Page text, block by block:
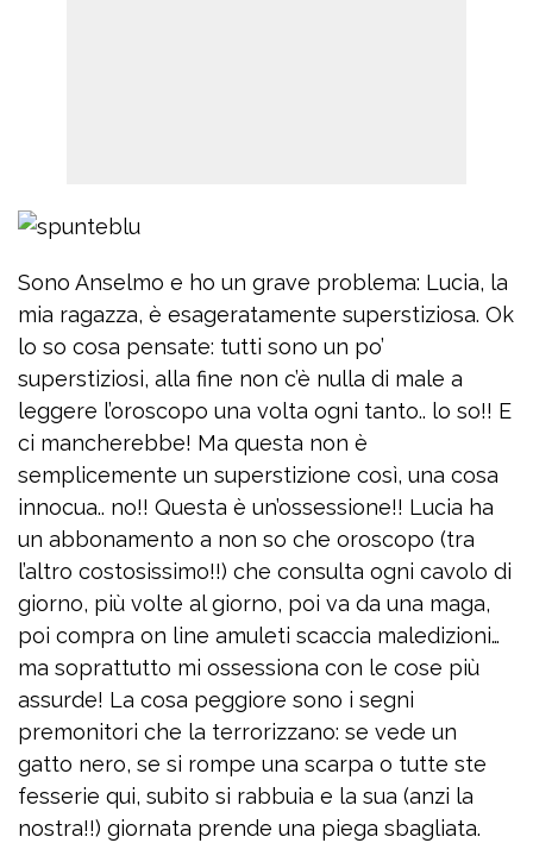
Sono Anselmo e ho un grave problema: Lucia, la
mia ragazza, è esageratamente superstiziosa. Ok
lo so cosa pensate: tutti sono un po’
superstiziosi, alla fine non c’è nulla di male a
leggere l’oroscopo una volta ogni tanto.. lo so!! E
ci mancherebbe! Ma questa non è
semplicemente un superstizione così, una cosa
innocua.. no!! Questa è un’ossessione!! Lucia ha
un abbonamento a non so che oroscopo (tra
l’altro costosissimo!!) che consulta ogni cavolo di
giorno, più volte al giorno, poi va da una maga,
poi compra on line amuleti scaccia maledizioni…
ma soprattutto mi ossessiona con le cose più
assurde! La cosa peggiore sono i segni
premonitori che la terrorizzano: se vede un
gatto nero, se si rompe una scarpa o tutte ste
fesserie qui, subito si rabbuia e la sua (anzi la
nostra!!) giornata prende una piega sbagliata.